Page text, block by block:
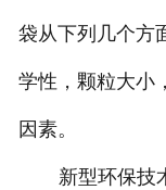
袋从下列几个方
学性，颗粒大小
因素。
新型环保技